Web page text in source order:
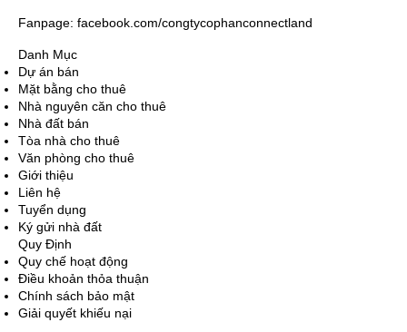
Fanpage: facebook.com/congtycophanconnectland
Danh Mục
Dự án bán
Mặt bằng cho thuê
Nhà nguyên căn cho thuê
Nhà đất bán
Tòa nhà cho thuê
Văn phòng cho thuê
Giới thiệu
Liên hệ
Tuyển dụng
Ký gửi nhà đất
Quy Định
Quy chế hoạt động
Điều khoản thỏa thuận
Chính sách bảo mật
Giải quyết khiếu nại